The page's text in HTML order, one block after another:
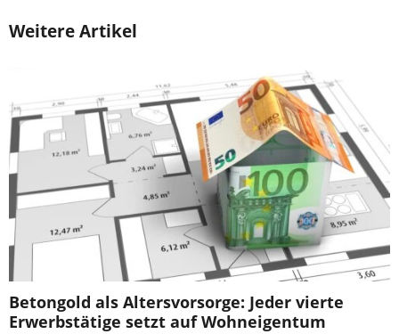
Weitere Artikel
Betongold als Altersvorsorge: Jeder vierte
Erwerbstätige setzt auf Wohneigentum